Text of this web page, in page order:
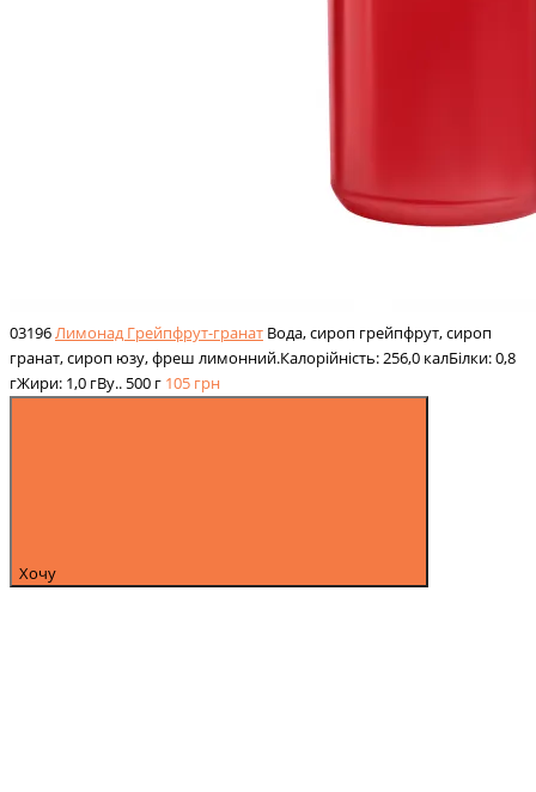
03196Лимонад Грейпфрут-гранат Вода, сироп грейпфрут, сироп
гранат, сироп юзу, фреш лимонний.Калорійність: 256,0 калБілки: 0,8
гЖири: 1,0 гВу.. 500 г 105 грн
Хочу